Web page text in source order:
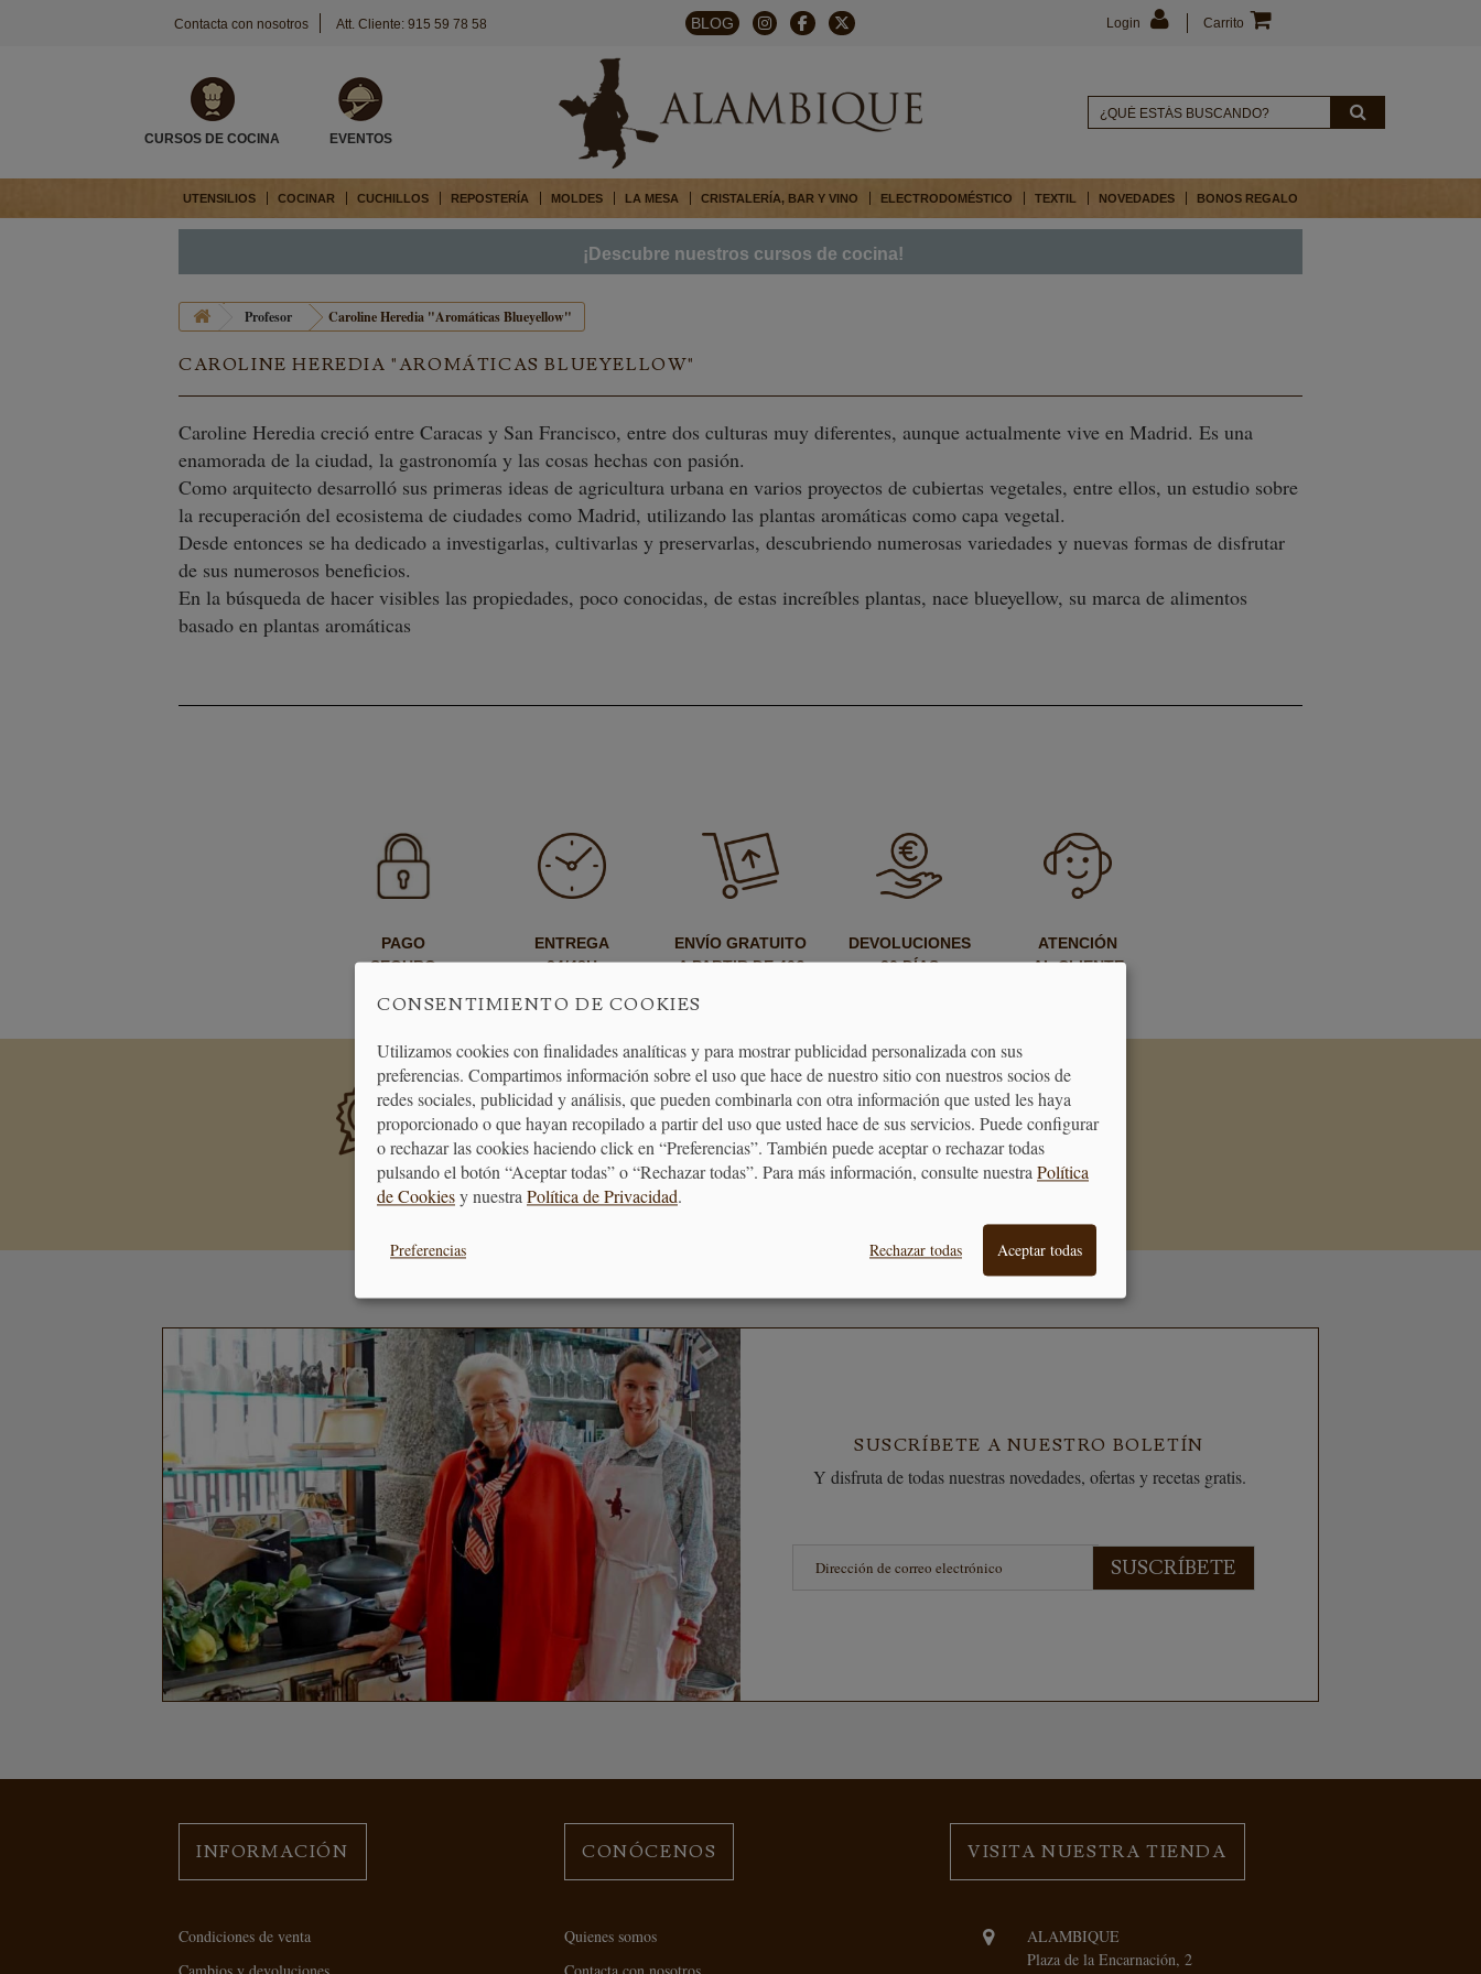
Contacta con nosotros Att. Cliente: 915 59 78 58 BLOG Carrito
Login
CURSOS DE COCINA EVENTOS
UTENSILIOS COCINAR CUCHILLOS REPOSTERÍA MOLDES LA MESA CRISTALERÍA, BAR Y VINO ELECTRODOMÉSTICO TEXTIL NOVEDADES BONOS REGALO
¡Descubre nuestros cursos de cocina!
Profesor Caroline Heredia "Aromáticas Blueyellow"
CAROLINE HEREDIA "AROMÁTICAS BLUEYELLOW"
Caroline Heredia creció entre Caracas y San Francisco, entre dos culturas muy diferentes, aunque actualmente vive en Madrid. Es una
enamorada de la ciudad, la gastronomía y las cosas hechas con pasión.
Como arquitecto desarrolló sus primeras ideas de agricultura urbana en varios proyectos de cubiertas vegetales, entre ellos, un estudio sobre
la recuperación del ecosistema de ciudades como Madrid, utilizando las plantas aromáticas como capa vegetal.
Desde entonces se ha dedicado a investigarlas, cultivarlas y preservarlas, descubriendo numerosas variedades y nuevas formas de disfrutar
de sus numerosos beneficios.
En la búsqueda de hacer visibles las propiedades, poco conocidas, de estas increíbles plantas, nace blueyellow, su marca de alimentos
basado en plantas aromáticas
PAGO
SEGURO
ENTREGA
24/48H
ENVÍO GRATUITO
A PARTIR DE 40€
DEVOLUCIONES
30 DÍAS
ATENCIÓN
AL CLIENTE
PREMIAMOS TUS COMPRAS
Consigue puntos en tus compras que
se transformarán en vales descuento
BONO REGALO
La forma más fácil de acertar cuando
quieras hacer un regalo
SUSCRÍBETE A NUESTRO BOLETÍN
Y disfruta de todas nuestras novedades, ofertas y recetas gratis.
SUSCRÍBETE
INFORMACIÓN
Condiciones de venta
CONÓCENOS
Quienes somos
VISITA NUESTRA TIENDA
ALAMBIQUE
Plaza de la Encarnación, 2
CONSENTIMIENTO DE COOKIES
Utilizamos cookies con finalidades analíticas y para mostrar publicidad personalizada con sus
preferencias. Compartimos información sobre el uso que hace de nuestro sitio con nuestros socios de
redes sociales, publicidad y análisis, que pueden combinarla con otra información que usted les haya
proporcionado o que hayan recopilado a partir del uso que usted hace de sus servicios. Puede configurar
o rechazar las cookies haciendo click en “Preferencias”. También puede aceptar o rechazar todas
pulsando el botón “Aceptar todas” o “Rechazar todas”. Para más información, consulte nuestraPolítica
de Cookiesy nuestraPolítica de Privacidad.
Preferencias Rechazar todas Aceptar todas